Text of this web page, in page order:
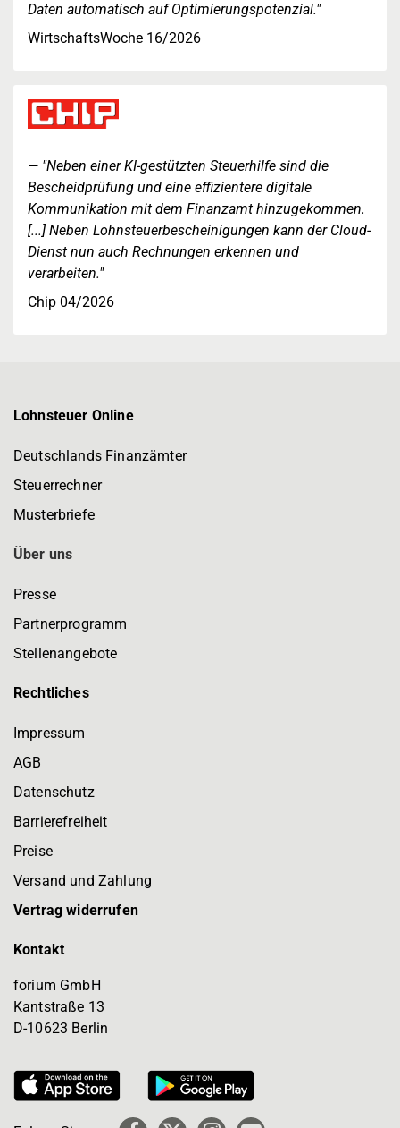
Daten automatisch auf Optimierungspotenzial."
WirtschaftsWoche 16/2026
"Neben einer KI-gestützten Steuerhilfe sind die
Bescheidprüfung und eine effizientere digitale
Kommunikation mit dem Finanzamt hinzugekommen.
[...] Neben Lohnsteuerbescheinigungen kann der Cloud-
Dienst nun auch Rechnungen erkennen und
verarbeiten."
Chip 04/2026
Lohnsteuer Online
Deutschlands Finanzämter
Steuerrechner
Musterbriefe
Über uns
Presse
Partnerprogramm
Stellenangebote
Rechtliches
Impressum
AGB
Datenschutz
Barrierefreiheit
Preise
Versand und Zahlung
Vertrag widerrufen
Kontakt
forium GmbH
Kantstraße 13
D-10623 Berlin